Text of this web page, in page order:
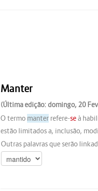
Manter
(Última edição: domingo, 20
O termo manterrefere-seà
estão limitados a, inclusão,
Outras palavras que serão